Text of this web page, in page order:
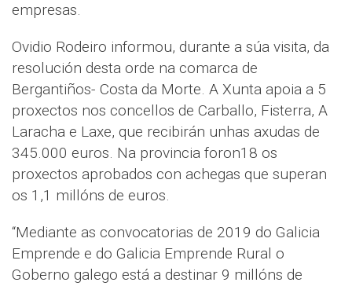
empresas.
Ovidio Rodeiro informou, durante a súa visita, da
resolución desta orde na comarca de
Bergantiños- Costa da Morte. A Xunta apoia a 5
proxectos nos concellos de Carballo, Fisterra, A
Laracha e Laxe, que recibirán unhas axudas de
345.000 euros. Na provincia foron18 os
proxectos aprobados con achegas que superan
os 1,1 millóns de euros.
“Mediante as convocatorias de 2019 do Galicia
Emprende e do Galicia Emprende Rural o
Goberno galego está a destinar 9 millóns de